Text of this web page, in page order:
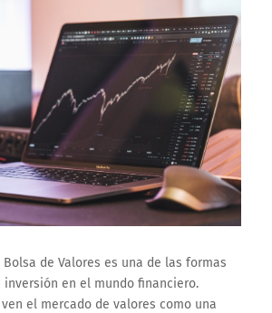
de Valores es una de las formas
inversión en el mundo financiero.
el mercado de valores como una